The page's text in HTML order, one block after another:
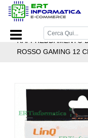
Home Page/Modding
RAFFREDDAMENTO
ROSSO GAMING 12